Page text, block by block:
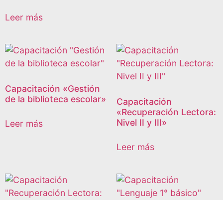
Leer más
Capacitación «Gestión
de la biblioteca escolar»
Leer más
Capacitación
«Recuperación Lectora:
Nivel II y III»
Leer más